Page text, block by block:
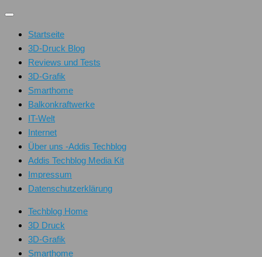
Unter
Inhalt
Startseite
3D-Druck Blog
Reviews und Tests
3D-Grafik
Smarthome
Balkonkraftwerke
IT-Welt
Internet
Über uns -Addis Techblog
Addis Techblog Media Kit
Impressum
Datenschutzerklärung
Techblog Home
3D Druck
3D-Grafik
Smarthome